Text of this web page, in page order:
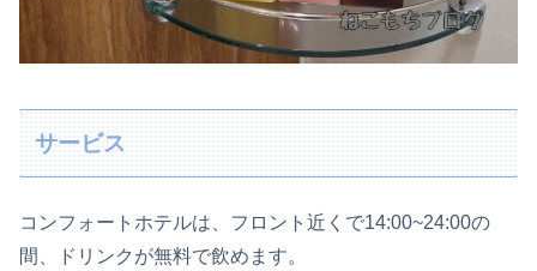
サービス
コンフォートホテルは、フロント近くで14:00~24:00の
間、ドリンクが無料で飲めます。